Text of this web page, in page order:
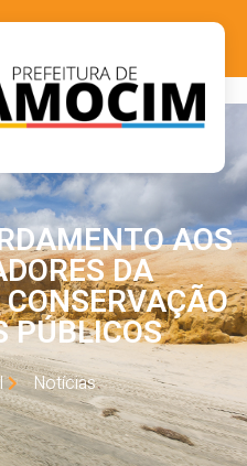
AOS
DA
PÚBLICOS
Notícias